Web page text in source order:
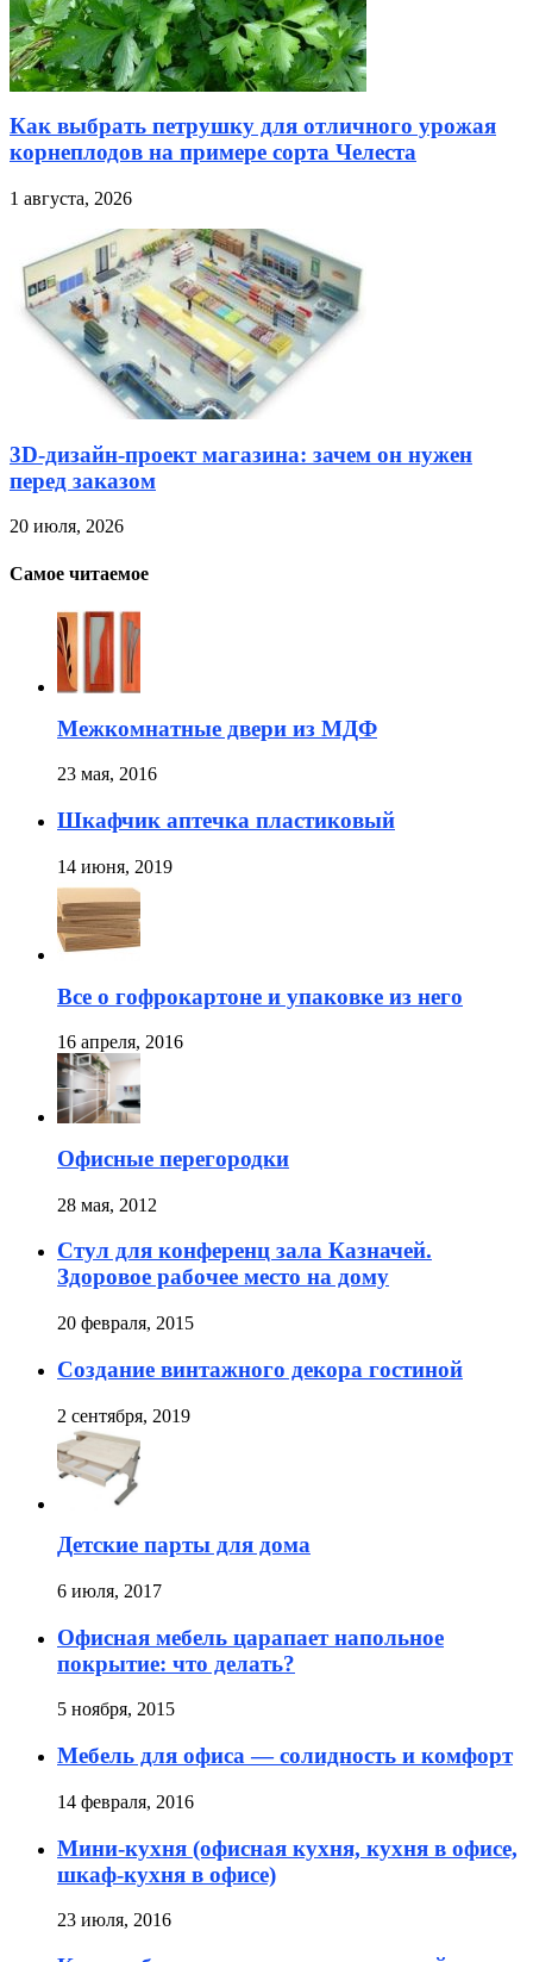
Как выбрать петрушку для отличного урожая
корнеплодов на примере сорта Челеста
1 августа, 2026
3D-дизайн-проект магазина: зачем он нужен
перед заказом
20 июля, 2026
Самое читаемое
Межкомнатные двери из МДФ
23 мая, 2016
Шкафчик аптечка пластиковый
14 июня, 2019
Все о гофрокартоне и упаковке из него
16 апреля, 2016
Офисные перегородки
28 мая, 2012
Стул для конференц зала Казначей.
Здоровое рабочее место на дому
20 февраля, 2015
Создание винтажного декора гостиной
2 сентября, 2019
Детские парты для дома
6 июля, 2017
Офисная мебель царапает напольное
покрытие: что делать?
5 ноября, 2015
Мебель для офиса — солидность и комфорт
14 февраля, 2016
Мини-кухня (офисная кухня, кухня в офисе,
шкаф-кухня в офисе)
23 июля, 2016